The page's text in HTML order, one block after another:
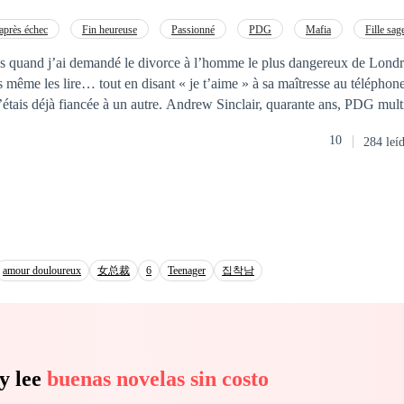
aprimorada e aprimorada ciberneticamente. Sua lealdade
após a morte de Amanda, vê sua vida virar de cabeça para baixo
é estranhamente familiar. Entre mistérios, conspirações e uma
perigoso, onde segredos ocultos podem mudar tudo — e um inimigo
échec Fin heureuse Passionné PDG Mafia
Fille
j’ai demandé le divorce à l’homme le plus dangereux de Londres. Ethan
même les lire… tout en disant « je t’aime » à sa maîtresse au
Andrew Sinclair, quarante ans, PDG multimilliardaire,
que je voulais oublier le mafieux qui ne m’a
que je connais déjà et le paradis qui peut disparaître à tout moment… qui
10 284
amour douloureux 女总裁 6 Teenager 집착남
lee buenas novelas sin costo